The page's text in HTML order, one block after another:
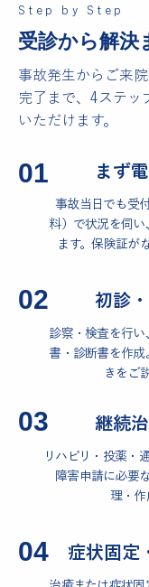
Step by Step
受診から解決
事故発生からご来
完了まで、4ステッ
いただけます。
まず
事故当日でも受
料）で状況を伺い
ます。保険証が
01
02 初診
診察・検査を行
書・診断書を作
きをご
03 継続
リハビリ・投薬・
障害申請に必要
理・作
症状固定
04